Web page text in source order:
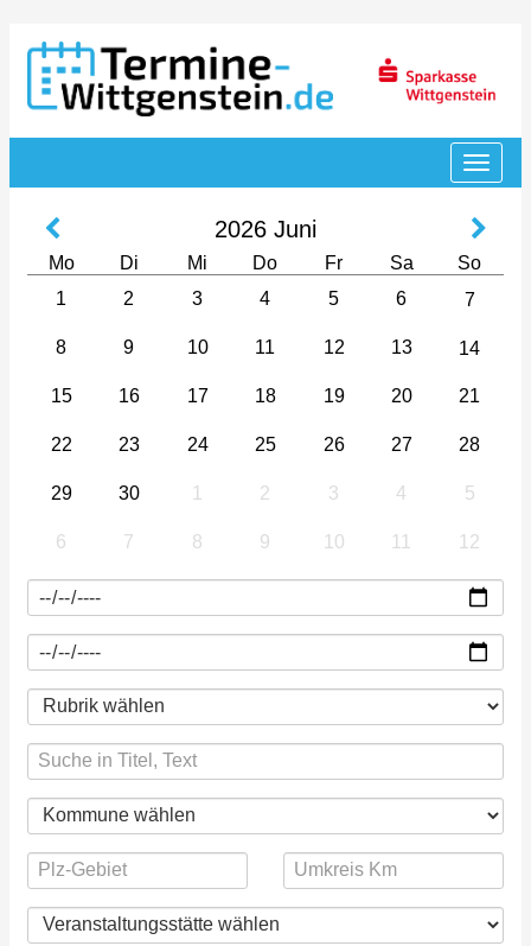
2026 Juni
Mo Di Mi Do Fr Sa
So
1
2 3 4 5 6 7
8 9 10 11 12 13 14
15 16 17 18 19 20 21
22 23 24 25 26 27 28
29 30 1 2 3 4 5
6 7 8 9 10 11 12